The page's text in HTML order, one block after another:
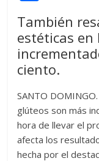
er s
A
p
p
t
o
m
p
ar
ti
r
También
estéticas en
ciento.
SANTO
glúteos son más
hora de llevar el
afecta los
hecha por el